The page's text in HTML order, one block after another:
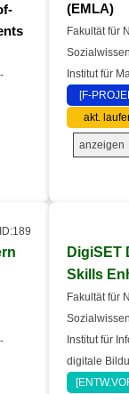
(EMLA)
Fakultät für
Institut für
[F-
akt.
anzeigen
DigiSET
Skills
Fakultät für
Institut für
digitale